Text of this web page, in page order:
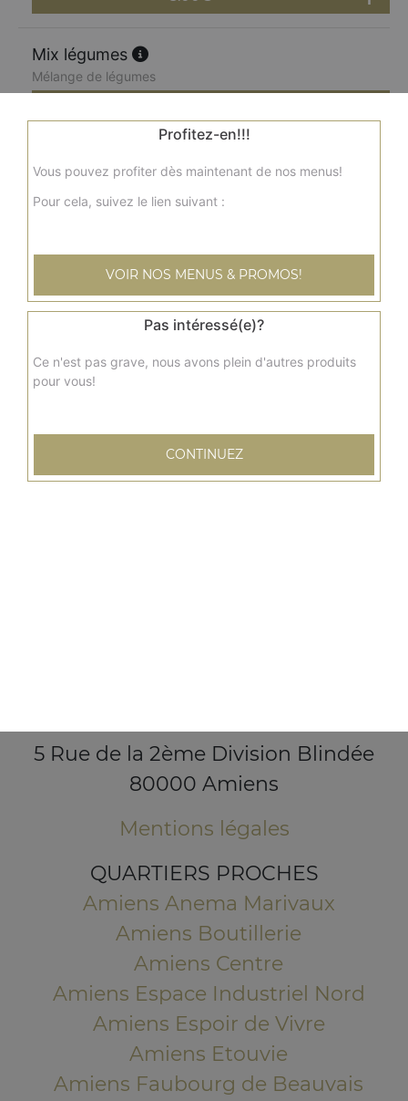
Mix légumes
Mélange de légumes
Aloo gobhi
Aloo chana
Pommes de terre et pois chiches
8.00€
Allo matar
5 Rue de la 2ème Division Blindée
80000 Amiens
Mentions légales
QUARTIERS PROCHES
Amiens Anema Marivaux
Amiens Boutillerie
Amiens Centre
Amiens Espace Industriel Nord
Amiens Espoir de Vivre
Amiens Etouvie
Amiens Faubourg de Beauvais
Profitez-en!!!
Vous pouvez profiter dès maintenant de nos menus!
Pour cela, suivez le lien suivant :
VOIR NOS MENUS & PROMOS!
Pas intéressé(e)?
Ce n'est pas grave, nous avons plein d'autres produits
pour vous!
CONTINUEZ